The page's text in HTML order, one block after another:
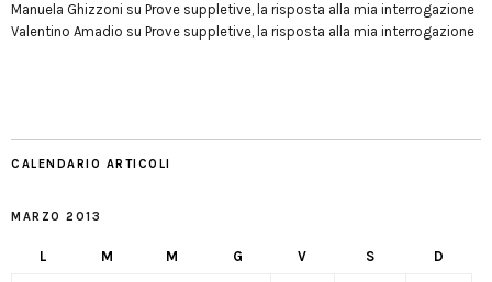
Manuela Ghizzoni su Prove suppletive, la risposta alla mia interrogazione
Valentino Amadio su Prove suppletive, la risposta alla mia interrogazione
CALENDARIO ARTICOLI
MARZO 2013
L M M G V S D